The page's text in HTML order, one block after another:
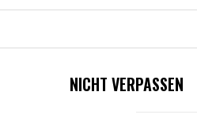
NICHT VERPASSEN